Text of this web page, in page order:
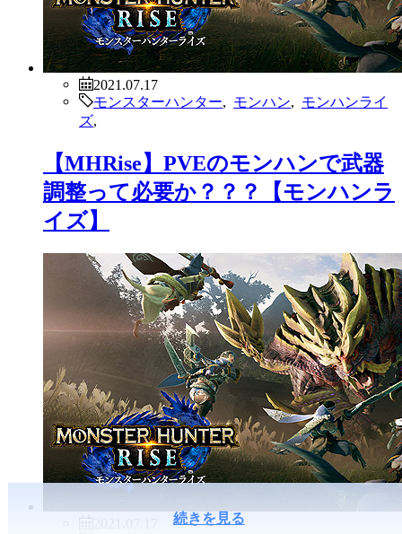
続きを見る
2021.07.17
モンスターハンター ,モンハン,モンハンライ
ズ,
【MHRise】神おま出たわ！！！羨
イズ】
2021.07.17
モンスターハンター
ズ,